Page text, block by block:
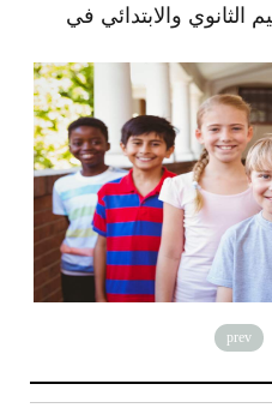
معلومات اساسية عن التعليم
prev